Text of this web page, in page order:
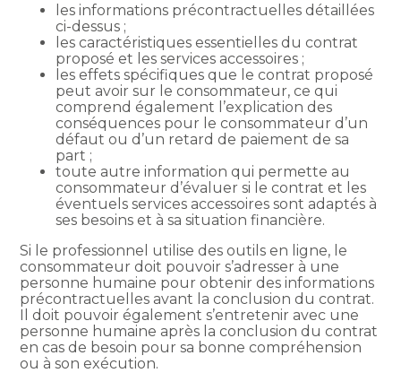
les informations précontractuelles détaillées
ci-dessus ;
les caractéristiques essentielles du contrat
proposé et les services accessoires ;
les effets spécifiques que le contrat proposé
peut avoir sur le consommateur, ce qui
comprend également l’explication des
conséquences pour le consommateur d’un
défaut ou d’un retard de paiement de sa
part ;
toute autre information qui permette au
consommateur d’évaluer si le contrat et les
éventuels services accessoires sont adaptés à
ses besoins et à sa situation financière.
Si le professionnel utilise des outils en ligne, le
consommateur doit pouvoir s’adresser à une
personne humaine pour obtenir des informations
précontractuelles avant la conclusion du contrat.
Il doit pouvoir également s’entretenir avec une
personne humaine après la conclusion du contrat
en cas de besoin pour sa bonne compréhension
ou à son exécution.